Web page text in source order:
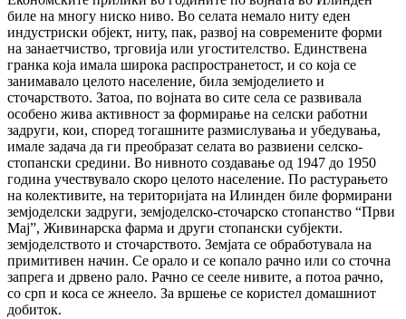
биле на многу ниско ниво. Во селата немало ниту еден
индустриски објект, ниту, пак, развој на современите форми
на занаетчиство, трговија или угостителство. Единствена
гранка која имала широка распространетост, и со која се
занимавало целото население, била земјоделието и
сточарството. Затоа, по војната во сите села се развивала
особено жива активност за формирање на селски работни
задруги, кои, според тогашните размислувања и убедувања,
имале задача да ги преобразат селата во развиени селско-
стопански средини. Во нивното создавање од 1947 до 1950
година учествувало скоро целото население. По растурањето
на колективите, на територијата на Илинден биле формирани
земјоделски задруги, земјоделско-сточарско стопанство “Први
Мај”, Живинарска фарма и други стопански субјекти.
земјоделството и сточарството. Земјата се обработувала на
примитивен начин. Се орало и се копало рачно или со сточна
запрега и дрвено рало. Рачно се сееле нивите, а потоа рачно,
со срп и коса се жнеело. За вршење се користел домашниот
добиток.